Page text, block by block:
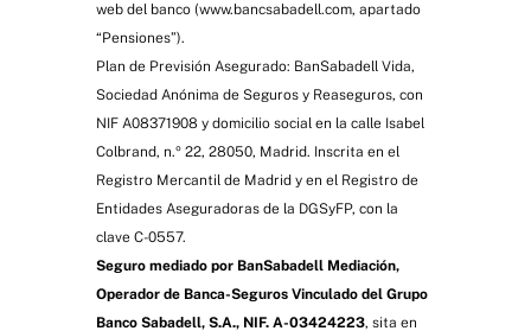
web del banco (www.bancsabadell.com, apartado
“Pensiones”).
Plan de Previsión Asegurado: BanSabadell Vida,
Sociedad Anónima de Seguros y Reaseguros, con
NIF A08371908 y domicilio social en la calle Isabel
Colbrand, n.º 22, 28050, Madrid. Inscrita en el
Registro Mercantil de Madrid y en el Registro de
Entidades Aseguradoras de la DGSyFP, con la
clave C-0557.
Seguro mediado por BanSabadell Mediación,
Operador de Banca-Seguros Vinculado del Grupo
Banco Sabadell, S.A., NIF. A-03424223, sita en